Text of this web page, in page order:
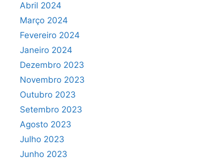
Abril 2024
Março 2024
Fevereiro 2024
Janeiro 2024
Dezembro 2023
Novembro 2023
Outubro 2023
Setembro 2023
Agosto 2023
Julho 2023
Junho 2023